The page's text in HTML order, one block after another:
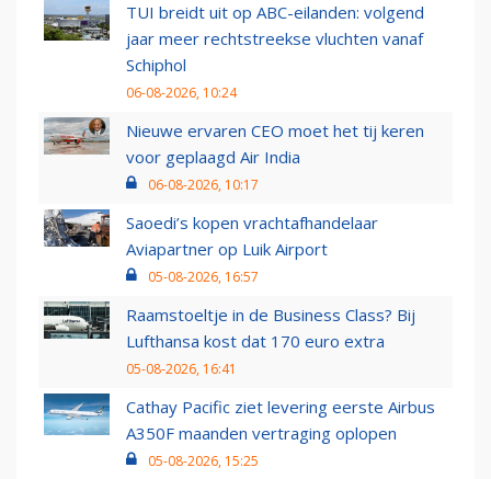
TUI breidt uit op ABC-eilanden: volgend
jaar meer rechtstreekse vluchten vanaf
Schiphol
06-08-2026, 10:24
Nieuwe ervaren CEO moet het tij keren
voor geplaagd Air India
06-08-2026, 10:17
Saoedi’s kopen vrachtafhandelaar
Aviapartner op Luik Airport
05-08-2026, 16:57
Raamstoeltje in de Business Class? Bij
Lufthansa kost dat 170 euro extra
05-08-2026, 16:41
Cathay Pacific ziet levering eerste Airbus
A350F maanden vertraging oplopen
05-08-2026, 15:25